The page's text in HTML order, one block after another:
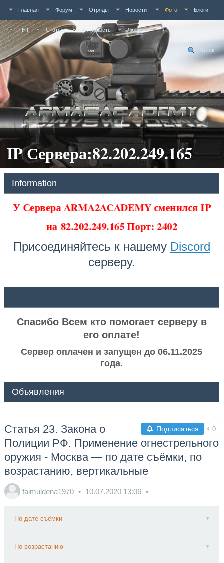
Главная Форум Отряды Новости Фото Блоги
ТНТ Статьи Активность Люди
Поиск
IP Сервера:82.202.249.165
Information
У Сервера ARMA2ACADEMY сменился IP
на82.202.249.165 Порт: 2402
Присоединяйтесь к нашему Discord
серверу.
Спасибо Всем кто помогает серверу в
его оплате!
Сервер оплачен и запущен до 06.11.2025
года.
Объявления
Подписаться 0
Статья 23. Закона о
Полиции РФ. Применение огнестрельного
оружия - Москва — по дате съёмки, по
возрастанию, вертикальные
faimuldena1970 10.07.2020 13:06
По дате съёмки
По возрастанию